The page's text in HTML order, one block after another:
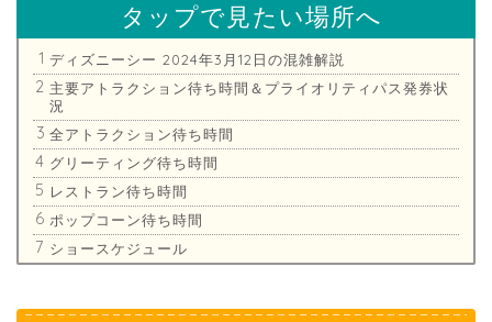
タップで見たい場所へ
ディズニーシー 2024年3月12日の混雑解説
主要アトラクション待ち時間＆プライオリティパス発券状
況
全アトラクション待ち時間
グリーティング待ち時間
レストラン待ち時間
ポップコーン待ち時間
ショースケジュール